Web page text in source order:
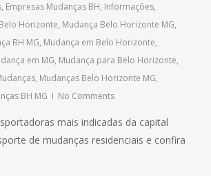
, Empresas Mudanças BH, Informações,
Horizonte, Mudança Belo Horizonte MG,
BH MG, Mudança em Belo Horizonte,
em MG, Mudança para Belo Horizonte,
, Mudanças Belo Horizonte MG,
BH MG No Comments
mais indicadas da capital
de mudanças residenciais e confira